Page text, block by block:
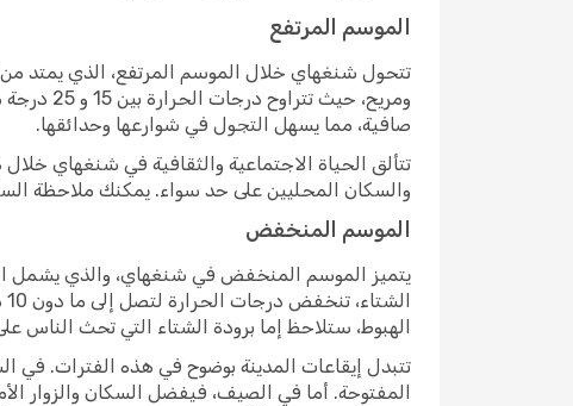
الموسم المرتفع
تتحول شنغهاي خلال الموسم المرتفع، الذي يمتد من
ومريح،
صافية، مما يسهل التجول في شوارعها وحدائقها.
تتألق الحياة الاجتماعية والثقافية في شنغهاي خلال
والسكان المحليين على حد سواء. يمكنك ملاحظة
الموسم المنخفض
يتميز الموسم المنخفض في شنغهاي، والذي يشمل
الهبوط، ستلاحظ إما برودة الشتاء التي تحث الناس
تتبدل إيقاعات المدينة بوضوح في هذه الفترات. في
المفتوحة. أما في الصيف، فيفضل السكان والزوار